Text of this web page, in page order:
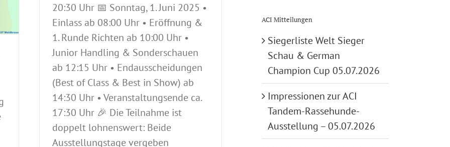
20:30 Uhr 📅 Sonntag, 1. Juni 2025 •
Einlass ab 08:00 Uhr • Eröffnung &
1. Runde Richten ab 10:00 Uhr •
Junior Handling & Sonderschauen
ab 12:15 Uhr • Endausscheidungen
(Best of Class & Best in Show) ab
14:30 Uhr • Veranstaltungsende ca.
17:30 Uhr 🎉 Die Teilnahme ist
doppelt lohnenswert: Beide
Ausstellungstage vergeben
ACI Mitteilungen
Siegerliste Welt Sieger
Schau & German
Champion Cup 05.07.2026
Impressionen zur ACI
Tandem-Rassehunde-
Ausstellung – 05.07.2026